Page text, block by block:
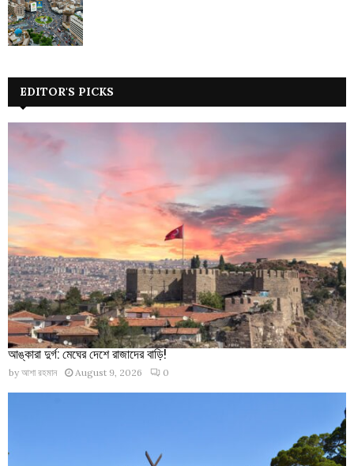
EDITOR'S PICKS
আঙ্কারা দুর্গ: মেঘের দেশে রাজাদের বাড়ি!
by আশা রহমান August 9, 2026 0